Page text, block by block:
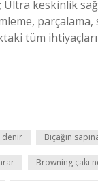
Ultra keskinlik
tüm ihtiyaçları
denir Bıçağın
Browning çakı